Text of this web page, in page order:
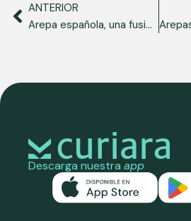
ANTERIOR
Arepa española, una fusión deliciosa de dos culturas
Descarga nuestra app